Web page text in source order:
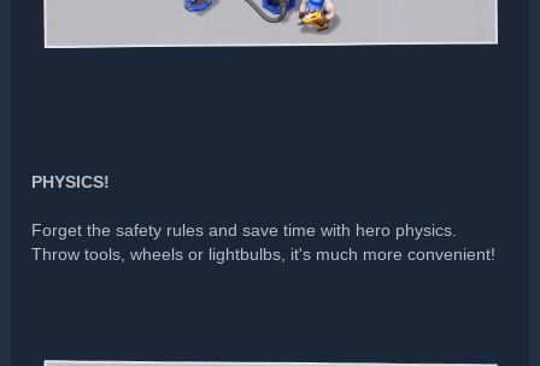
PHYSICS!
Forget the safety rules and save time with hero physics.
Throw tools, wheels or lightbulbs, it's much more convenient!